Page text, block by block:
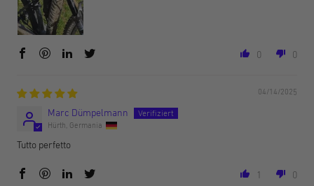
0 0
04/14/2025
Marc Dümpelmann
Hürth, Germania
Tutto perfetto
1 0